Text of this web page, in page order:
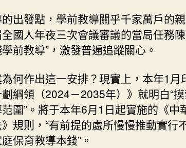
述
首
奉
行
不
花
錢
出發點，學前教導關乎千家萬戶的
國人年夜三次會議審議的當局任務
前教導”，激發普遍追蹤關心。
何作出這一安排？現實上，本年1月
綱領（2024－2035年）》就明白“
圍”。將于本年6月1日起實施的《中
規則，“有前提的處所慢慢推動實行
保育教導本錢”。